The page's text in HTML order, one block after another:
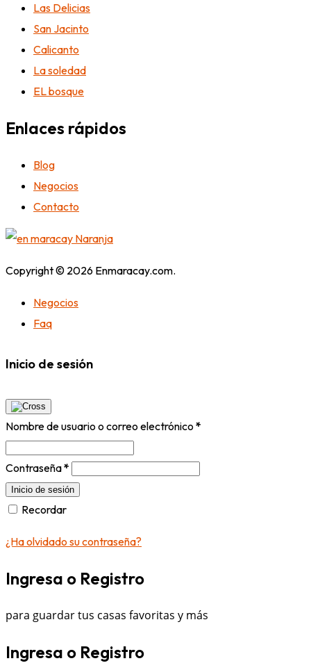
Las Delicias
San Jacinto
Calicanto
La soledad
EL bosque
Enlaces rápidos
Blog
Negocios
Contacto
Copyright © 2026 Enmaracay.com.
Negocios
Faq
Inicio de sesión
Nombre de usuario o correo electrónico *
Contraseña*
Inicio de sesión
Recordar
¿Ha olvidado su contraseña?
Ingresa o Registro
para guardar tus casas favoritas y más
Ingresa o Registro